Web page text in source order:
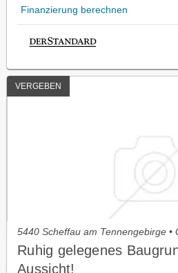
Finanzierung berechnen
VERGEBEN
5440 Scheffau am Tennengebirge •
Ruhig gelegenes
Aussicht!